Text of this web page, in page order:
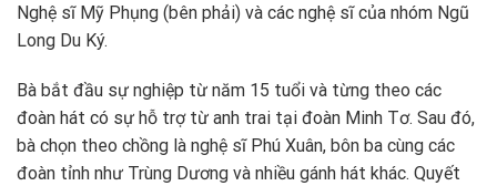
Nghệ sĩ Mỹ Phụng (bên phải) và các nghệ sĩ của nhóm Ngũ
Long Du Ký.
Bà bắt đầu sự nghiệp từ năm 15 tuổi và từng theo các
đoàn hát có sự hỗ trợ từ anh trai tại đoàn Minh Tơ. Sau đó,
bà chọn theo chồng là nghệ sĩ Phú Xuân, bôn ba cùng các
đoàn tỉnh như Trùng Dương và nhiều gánh hát khác. Quyết